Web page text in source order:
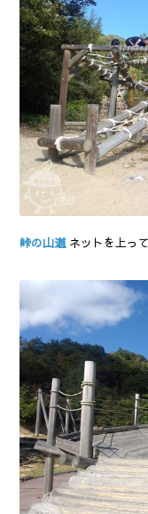
峠の山道ネットを上っ